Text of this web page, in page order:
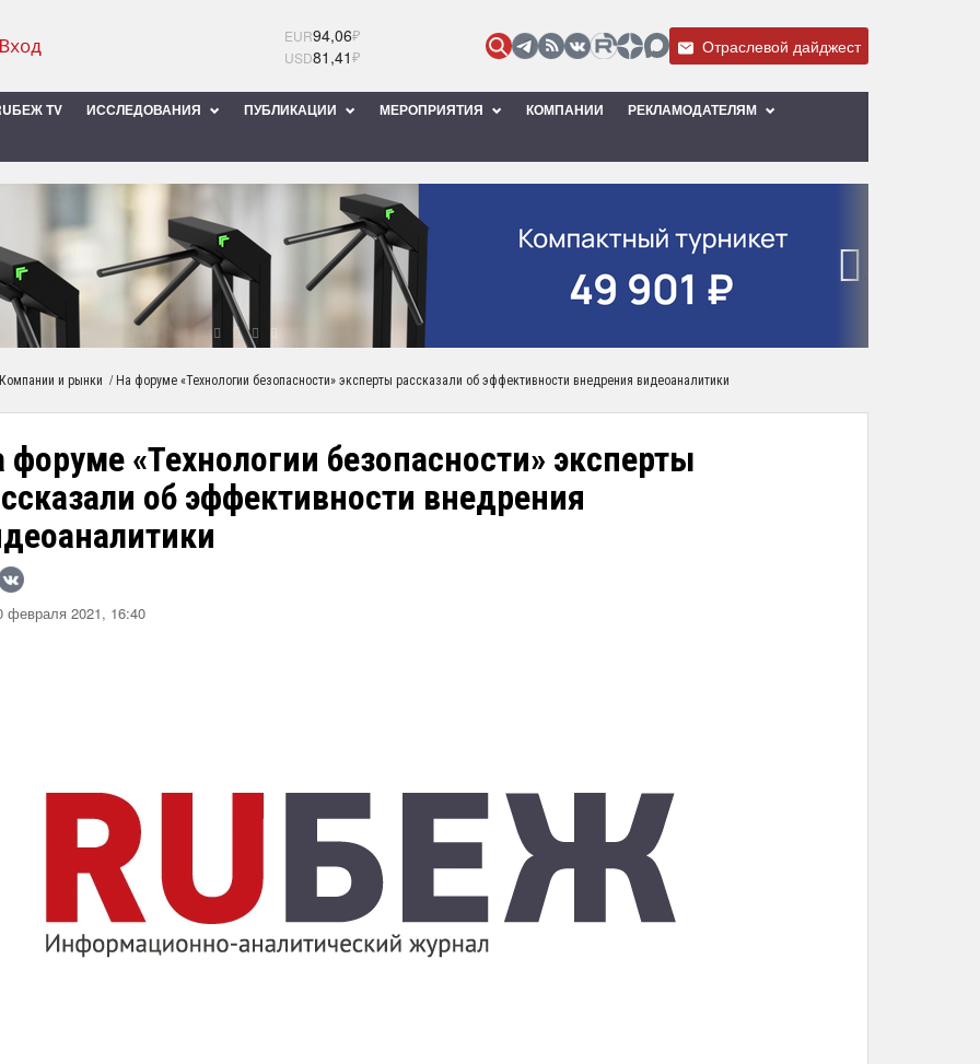
EUR94,06₽
USD81,41₽ Отраслевой дайджест
TV ИССЛЕДОВАНИЯ ПУБЛИКАЦИИ МЕРОПРИЯТИЯ КОМПАНИИ РЕКЛАМОДАТЕЛЯМ
Компании и рынки / На форуме «Технологии безопасности» эксперты рассказали об эффективности внедрения видеоаналитики
форуме «Технологии безопасности» эксперты
об эффективности внедрения
февраля 2021, 16:40